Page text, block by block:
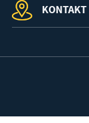
KONTAKT